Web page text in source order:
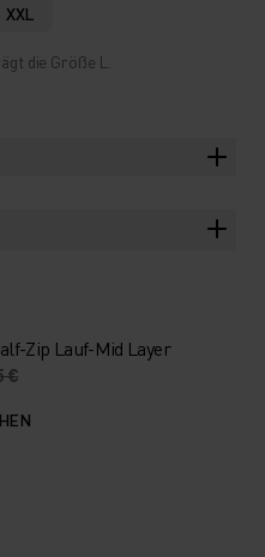
XXL
die Größe L.
Zip Lauf-Mid Layer
€